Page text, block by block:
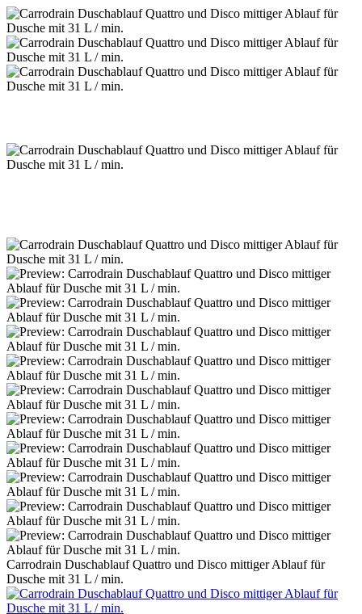
Carrodrain Duschablauf Quattro und Disco mittiger Ablauf für
Dusche mit 31 L / min.